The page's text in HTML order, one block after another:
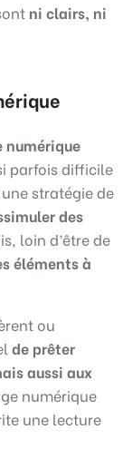
ni clairs, ni
numérique
parfois difficile
stratégie de
des
loin d’être de
éléments à
ou
de prêter
aussi aux
numérique
une lecture